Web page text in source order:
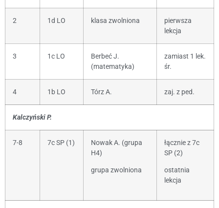
2 1d LO klasa zwolniona
pierwsza
lekcja
3 1c LO
Berbeć J.
(matematyka)
zamiast 1 lek.
śr.
4 1b LO Tórz A. zaj. z ped.
Kalczyński P.
7-8 7c SP (1)
Nowak A. (grupa
H4)
grupa zwolniona
łącznie z 7c
SP (2)
ostatnia
lekcja